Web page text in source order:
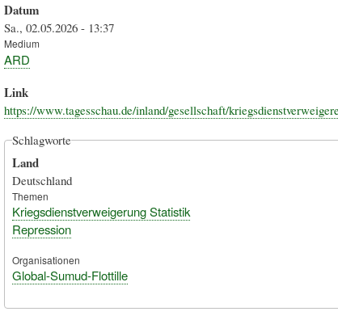
Datum
Sa., 02.05.2026 - 13:37
Medium
ARD
Link
https://www.tagesschau.de/inland/gesellschaft/
Schlagworte
Land
Deutschland
Themen
Kriegsdienstverweigerung Statistik
Repression
Organisationen
Global-Sumud-Flottille